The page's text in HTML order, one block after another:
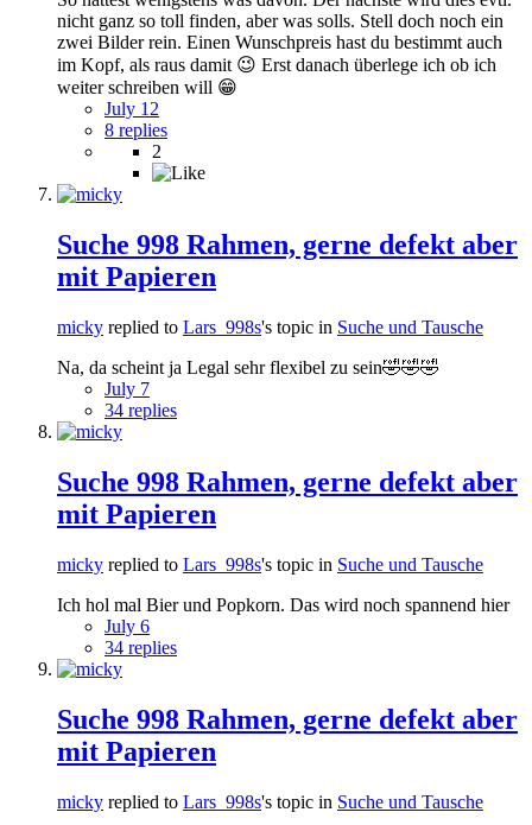
nicht ganz so toll finden, aber was solls. Stell doch noch ein
zwei Bilder rein. Einen Wunschpreis hast du bestimmt auch
im Kopf, als raus damit 😉 Erst danach überlege ich ob ich
weiter schreiben will 😁
July 12
8 replies
2
Suche 998 Rahmen, gerne defekt aber
mit Papieren
micky replied to Lars_998s's topic in Suche und Tausche
Na, da scheint ja Legal sehr flexibel zu sein🤣🤣🤣
July 7
34 replies
Suche 998 Rahmen, gerne defekt aber
mit Papieren
micky replied to Lars_998s's topic in Suche und Tausche
Ich hol mal Bier und Popkorn. Das wird noch spannend hier
July 6
34 replies
Suche 998 Rahmen, gerne defekt aber
mit Papieren
micky replied to Lars_998s's topic in Suche und Tausche